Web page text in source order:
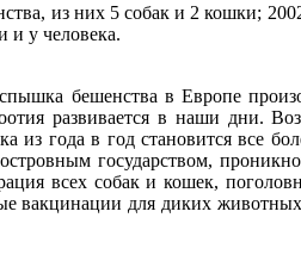
из них 5 собак и 2 кошки;
и у человека.
бешенства в Европе
развивается в наши дни.
из года в год становится
государством,
всех собак и кошек,
вакцинации для диких